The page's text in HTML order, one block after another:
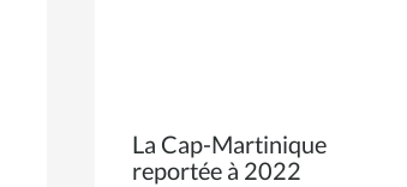
La Cap-Martinique
reportée à 2022